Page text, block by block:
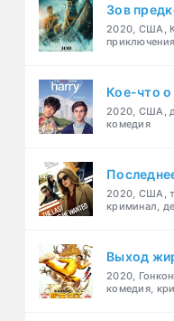
Зов
2020, США,
Кое-что о
2020, США,
комедия
2020, США,
криминал,
Выход
2020,
комедия,